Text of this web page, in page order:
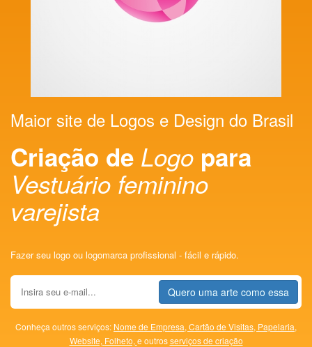
Maior site de Logos e Design do Brasil
Criação de Logo para
Vestuário feminino
varejista
Fazer seu logo ou logomarca profissional - fácil e rápido.
Quero uma arte como essa
Conheça outros serviços: Nome de Empresa, Cartão de Visitas, Papelaria,
Website, Folheto, e outrosserviços de criação